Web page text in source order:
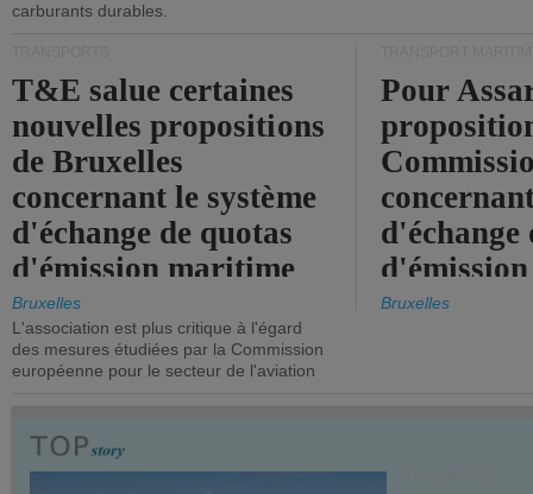
carburants durables.
T&E salue certaines
nouvelles propositions
de Bruxelles
concernant le système
d'échange de quotas
d'émission maritime
de l'UE.
Bruxelles
L'association est plus critique à l'égard
des mesures étudiées par la Commission
européenne pour le secteur de l'aviation
Pour
d'échange
timide,
Bruxelles